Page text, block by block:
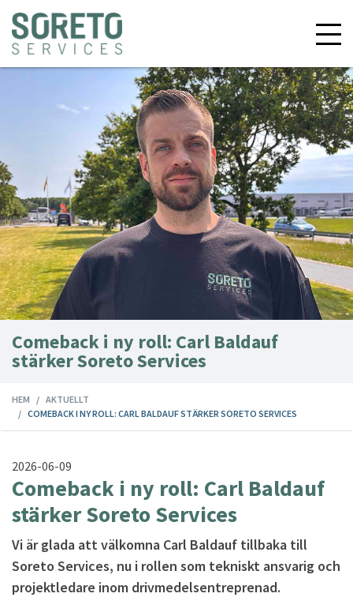
Comeback i ny roll: Carl Baldauf
stärker Soreto Services
HEM
AKTUELLT
COMEBACK I NY ROLL: CARL BALDAUF STÄRKER SORETO SERVICES
2026-06-09
Comeback i ny roll: Carl Baldauf
stärker Soreto Services
Vi är glada att välkomna Carl Baldauf tillbaka till
Soreto Services, nu i rollen som tekniskt ansvarig och
projektledare inom drivmedelsentreprenad.